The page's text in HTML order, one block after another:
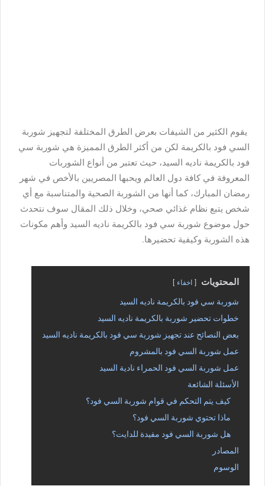
يقوم الكثير من الشيفات بعرض الطرق المختلفة لتجهيز شوربة
السي فود بالكريمة لكن من أكثر الطرق المميزة هي شوربة سي
فود بالكريمة ناديه السيد، حيث تعتبر من أنواع الشوربات
المعروفة في كافة دول العالم ويحبها المصريين بالأخص في شهر
رمضان المبارك، كما أنها من الشوربة الصحية والمتناسبة مع أي
شخص يتبع نظام غذائي صحي، وخلال ذلك المقال سوف نتحدث
حول موضوع شوربة سي فود بالكريمة ناديه السيد وأهم مكونات
هذه الشوربة وكيفية تحضيرها.
المحتويات اخفاء
شوربة سي فود بالكريمة ناديه السيد
خطوات تحضير شوربة بالكريمة ناديه السيد
بعض النصائح عند تجهيز شوربة سي فود بالكريمة ناديه السيد
عمل شوربة السي فود بالمشروم
عمل شوربة السي فود الحمراء نادية السيد
الأسئلة الشائعة
كيف يتم التحكم في قوام شوربة السي فود؟
ماذا تحتوي شوربة السي فود؟
هل شوربة السي فود مفيدة للدايت؟
المصادر
الوسوم